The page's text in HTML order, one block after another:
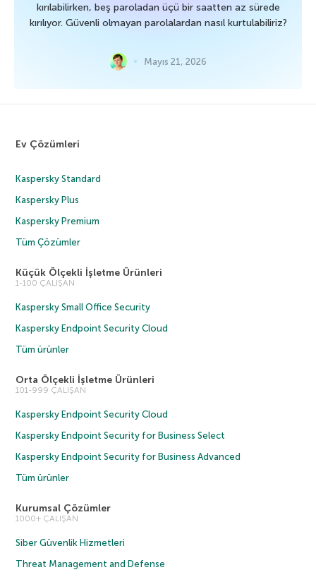
kırılabilirken, beş paroladan üçü bir saatten az sürede
kırılıyor. Güvenli olmayan parolalardan nasıl kurtulabiliriz?
Mayıs 21, 2026
Ev Çözümleri
Kaspersky Standard
Kaspersky Plus
Kaspersky Premium
Tüm Çözümler
Küçük Ölçekli İşletme Ürünleri
1-100 ÇALIŞAN
Kaspersky Small Office Security
Kaspersky Endpoint Security Cloud
Tüm ürünler
Orta Ölçekli İşletme Ürünleri
101-999 ÇALIŞAN
Kaspersky Endpoint Security Cloud
Kaspersky Endpoint Security for Business Select
Kaspersky Endpoint Security for Business Advanced
Tüm ürünler
Kurumsal Çözümler
1000+ ÇALIŞAN
Siber Güvenlik Hizmetleri
Threat Management and Defense